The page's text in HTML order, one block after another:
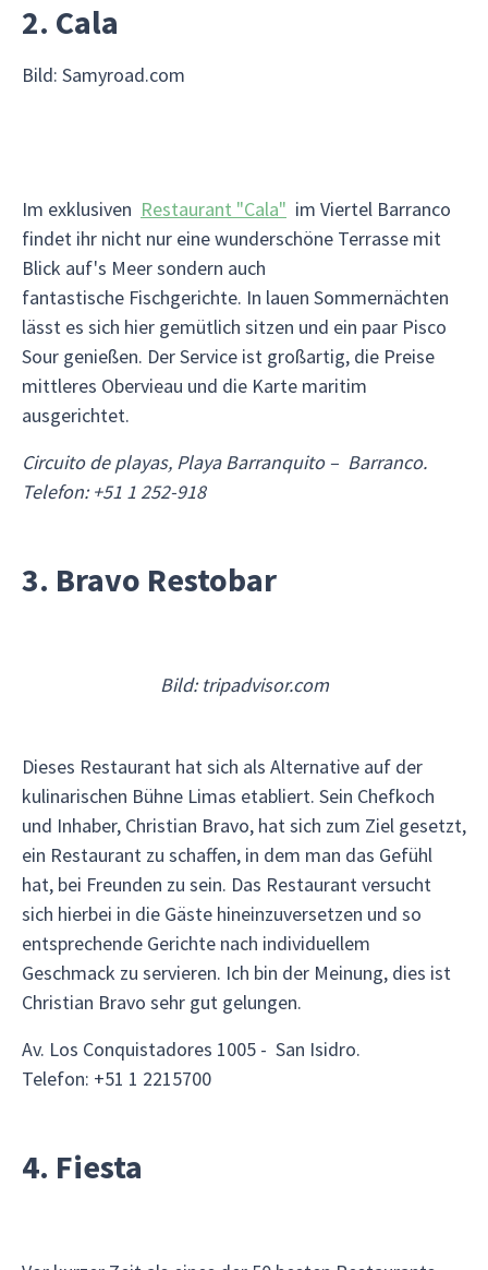
2. Cala
Bild: Samyroad.com
Im exklusiven Restaurant "Cala" im Viertel Barranco
findet ihr nicht nur eine wunderschöne Terrasse mit
Blick auf's Meer sondern auch
fantastische Fischgerichte. In lauen Sommernächten
lässt es sich hier gemütlich sitzen und ein paar Pisco
Sour genießen. Der Service ist großartig, die Preise
mittleres Obervieau und die Karte maritim
ausgerichtet.
Circuito de playas, Playa Barranquito – Barranco.
Telefon: +51 1 252-918
3. Bravo Restobar
Bild: tripadvisor.com
Dieses Restaurant hat sich als Alternative auf der
kulinarischen Bühne Limas etabliert. Sein Chefkoch
und Inhaber, Christian Bravo, hat sich zum Ziel gesetzt,
ein Restaurant zu schaffen, in dem man das Gefühl
hat, bei Freunden zu sein. Das Restaurant versucht
sich hierbei in die Gäste hineinzuversetzen und so
entsprechende Gerichte nach individuellem
Geschmack zu servieren. Ich bin der Meinung, dies ist
Christian Bravo sehr gut gelungen.
Av. Los Conquistadores 1005 - San Isidro.
Telefon: +51 1 2215700
4. Fiesta